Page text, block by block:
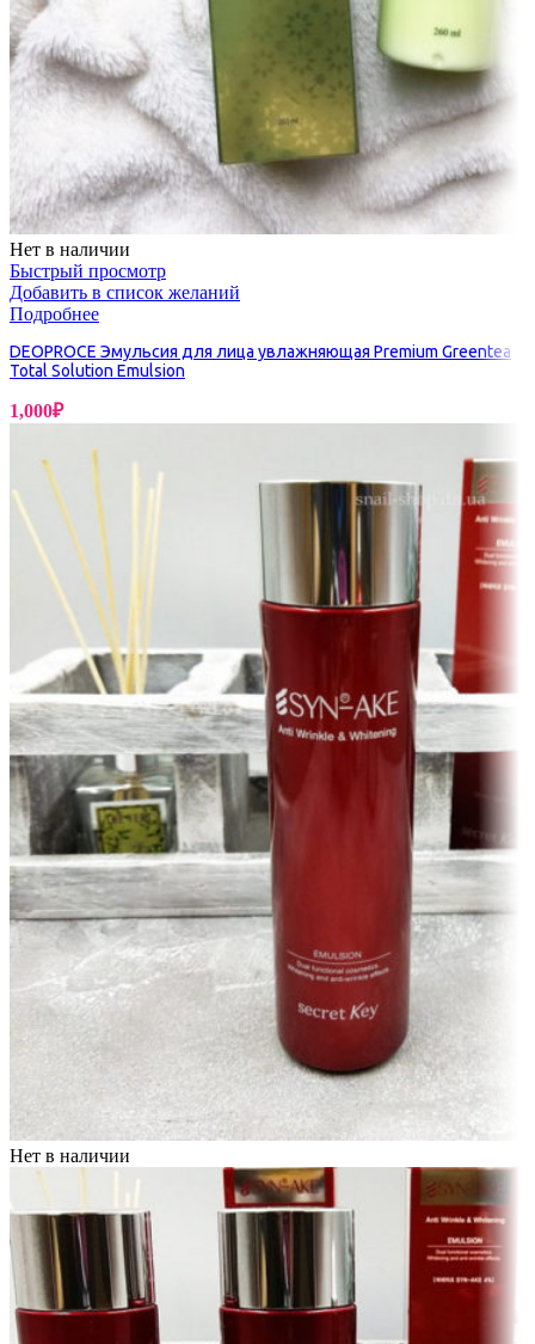
Нет в наличии
Быстрый просмотр
Добавить в список желаний
Подробнее
DEOPROCE Эмульсия для лица увлажняющая Premium Greentea
Total Solution Emulsion
1,000₽
Нет в наличии